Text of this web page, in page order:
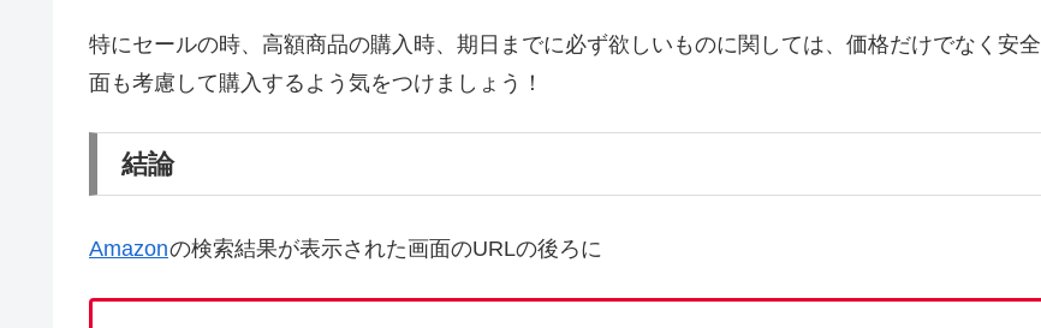
特にセールの時、高額商品の購入時、期日までに必ず欲しいものに関しては、価格だけでなく安全
面も考慮して購入するよう気をつけましょう！
結論
Amazonの検索結果が表示された画面のURLの後ろに